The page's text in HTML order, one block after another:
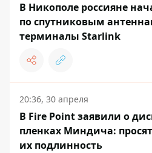
В Никополе россияне
по спутниковым
терминалы Starlink
20:36, 30 апреля
В Fire Point заявили о
пленках Миндича:
их подлинность